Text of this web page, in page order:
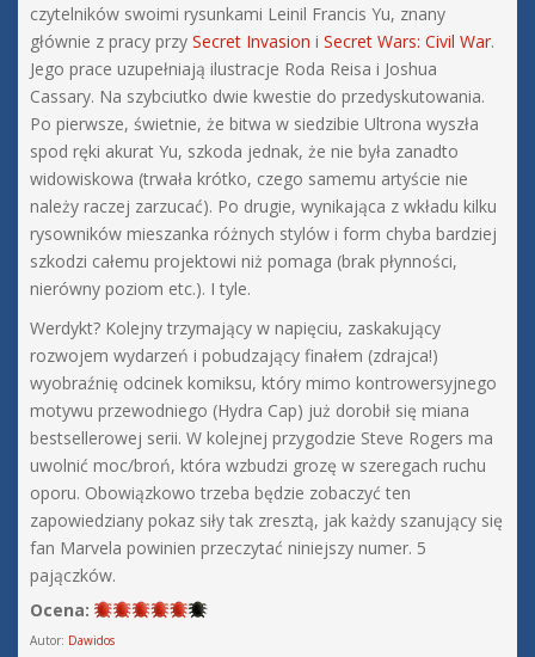
czytelników swoimi rysunkami Leinil Francis Yu, znany
głównie z pracy przy Secret Invasion i Secret Wars: Civil War.
Jego prace uzupełniają ilustracje Roda Reisa i Joshua
Cassary. Na szybciutko dwie kwestie do przedyskutowania.
Po pierwsze, świetnie, że bitwa w siedzibie Ultrona wyszła
spod ręki akurat Yu, szkoda jednak, że nie była zanadto
widowiskowa (trwała krótko, czego samemu artyście nie
należy raczej zarzucać). Po drugie, wynikająca z wkładu kilku
rysowników mieszanka różnych stylów i form chyba bardziej
szkodzi całemu projektowi niż pomaga (brak płynności,
nierówny poziom etc.). I tyle.
Werdykt? Kolejny trzymający w napięciu, zaskakujący
rozwojem wydarzeń i pobudzający finałem (zdrajca!)
wyobraźnię odcinek komiksu, który mimo kontrowersyjnego
motywu przewodniego (Hydra Cap) już dorobił się miana
bestsellerowej serii. W kolejnej przygodzie Steve Rogers ma
uwolnić moc/broń, która wzbudzi grozę w szeregach ruchu
oporu. Obowiązkowo trzeba będzie zobaczyć ten
zapowiedziany pokaz siły tak zresztą, jak każdy szanujący się
fan Marvela powinien przeczytać niniejszy numer. 5
pajączków.
Ocena:
Autor: Dawidos